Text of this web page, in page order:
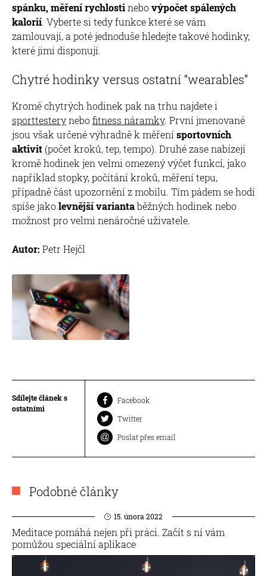
spánku, měření rychlostinebovýpočet spálených
kalorií. Vyberte si tedy funkce které se vám
zamlouvají, a poté jednoduše hledejte takové hodinky,
které jimi disponují.
Chytré hodinky versus ostatní “wearables”
Kromě chytrých hodinek pak na trhu najdete i
sporttesterynebofitness náramky. První jmenované
jsou však určené výhradně k měření sportovních
aktivit(počet kroků, tep, tempo). Druhé zase nabízejí
kromě hodinek jen velmi omezený výčet funkcí, jako
například stopky, počítání kroků, měření tepu,
případně část upozornění z mobilu. Tím pádem se hodí
spíše jakolevnější variantaběžných hodinek nebo
možnost pro velmi nenáročné uživatele.
Autor: Petr Hejčl
Sdílejte článek s
ostatními
Facebook
Twitter
Poslat přes email
Podobné články
15. února 2022
Meditace pomáhá nejen při práci. Začít s ní vám
pomůžou speciální aplikace